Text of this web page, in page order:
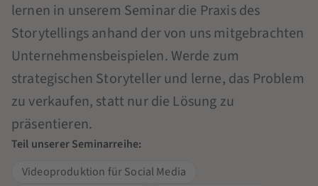
lernen in unserem Seminar die Praxis des
Storytellings anhand der von uns mitgebrachten
Unternehmensbeispielen. Werde zum
strategischen Storyteller und lerne, das Problem
zu verkaufen, statt nur die Lösung zu
präsentieren.
Teil unserer Seminarreihe:
Videoproduktion für Social Media